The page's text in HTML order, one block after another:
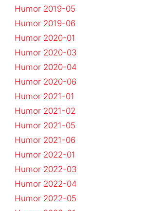
Humor 2019-05
Humor 2019-06
Humor 2020-01
Humor 2020-03
Humor 2020-04
Humor 2020-06
Humor 2021-01
Humor 2021-02
Humor 2021-05
Humor 2021-06
Humor 2022-01
Humor 2022-03
Humor 2022-04
Humor 2022-05